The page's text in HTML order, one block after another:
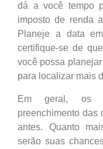
dá a você tempo
imposto de renda
Planeje a data
certifique-se de
você possa
para localizar mais
Em geral, os
preenchimento das
antes. Quanto
serão suas